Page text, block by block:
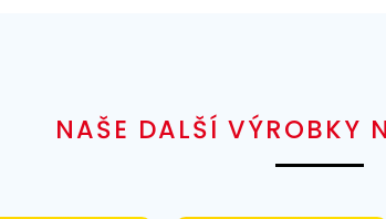
NAŠE DALŠÍ VÝROBKY